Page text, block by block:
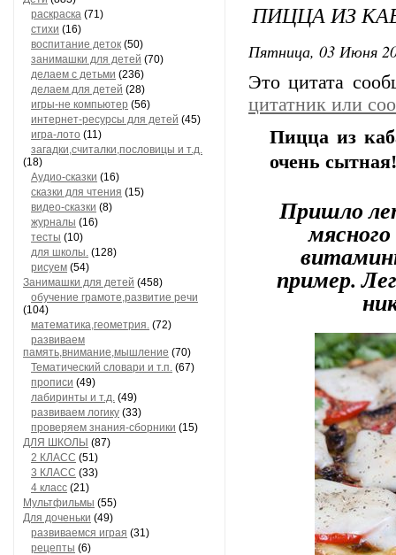
раскраска (71)
стихи (16)
воспитание деток (50)
занимашки для детей (70)
делаем с детьми (236)
делаем для детей (28)
игры-не компьютер (56)
интернет-ресурсы для детей (45)
игра-лото (11)
загадки,считалки,пословицы и т.д.
(18)
Аудио-сказки (16)
сказки для чтения (15)
видео-сказки (8)
журналы (16)
тесты (10)
для школы. (128)
рисуем (54)
Занимашки для детей (458)
обучение грамоте,развитие речи
(104)
математика,геометрия. (72)
развиваем
память,внимание,мышление (70)
Тематический словари и т.п. (67)
прописи (49)
лабиринты и т.д. (49)
развиваем логику (33)
проверяем знания-сборники (15)
ДЛЯ ШКОЛЫ (87)
2 КЛАСС (51)
3 КЛАСС (33)
4 класс (21)
Мультфильмы (55)
Для доченьки (49)
развиваемся играя (31)
рецепты (6)
ПИЦЦА ИЗ
Пятница, 03 Июня
Это цитата
цитатник или
Пицца из
очень сытная!
Пришло
пример.